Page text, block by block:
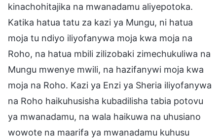
kinachohitajika na mwanadamu aliyepotoka.
Katika hatua tatu za kazi ya Mungu, ni hatua
moja tu ndiyo iliyofanywa moja kwa moja na
Roho, na hatua mbili zilizobaki zimechukuliwa na
Mungu mwenye mwili, na hazifanywi moja kwa
moja na Roho. Kazi ya Enzi ya Sheria iliyofanywa
na Roho haikuhusisha kubadilisha tabia potovu
ya mwanadamu, na wala haikuwa na uhusiano
wowote na maarifa ya mwanadamu kuhusu